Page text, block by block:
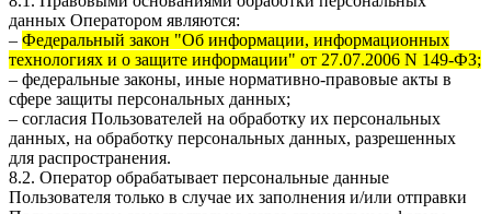
данных Оператором являются:
– Федеральный закон "Об информации, информационных
технологиях и о защите информации" от 27.07.2006 N 149-ФЗ;
– федеральные законы, иные нормативно-правовые акты в
сфере защиты персональных данных;
– согласия Пользователей на обработку их персональных
данных, на обработку персональных данных, разрешенных
для распространения.
8.2. Оператор обрабатывает персональные данные
Пользователя только в случае их заполнения и/или отправки